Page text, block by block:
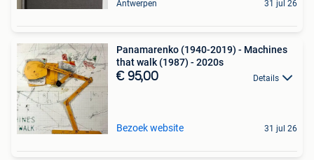
Antwerpen 31 jul 26
Panamarenko (1940-2019) - Machines
that walk (1987) - 2020s
€ 95,00 Details
Bezoek website 31 jul 26